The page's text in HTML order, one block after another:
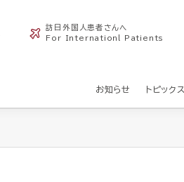
お知らせ トピックス
訪日外国人患者さんへ
For Internationl Patients